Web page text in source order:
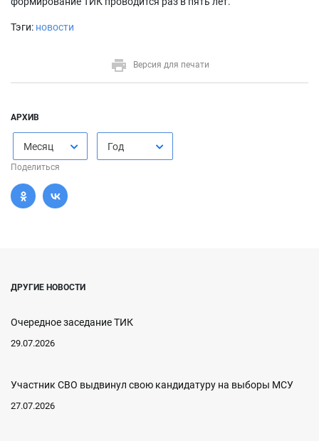
Тэги: новости
Версия для печати
АРХИВ
Месяц Год
Поделиться
ДРУГИЕ НОВОСТИ
Очередное заседание ТИК
29.07.2026
Участник СВО выдвинул свою кандидатуру на выборы МСУ
27.07.2026